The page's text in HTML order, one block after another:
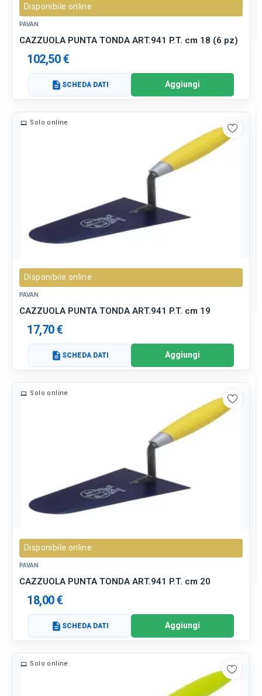
Disponibile online
PAVAN
CAZZUOLA PUNTA TONDA ART.941 P.T. cm 18 (6 pz)
102,50 €
description SCHEDA DATI Aggiungi
Solo online
Disponibile online
PAVAN
CAZZUOLA PUNTA TONDA ART.941 P.T. cm 19
17,70 €
description SCHEDA DATI Aggiungi
Solo online
Disponibile online
PAVAN
CAZZUOLA PUNTA TONDA ART.941 P.T. cm 20
18,00 €
description SCHEDA DATI Aggiungi
Solo online